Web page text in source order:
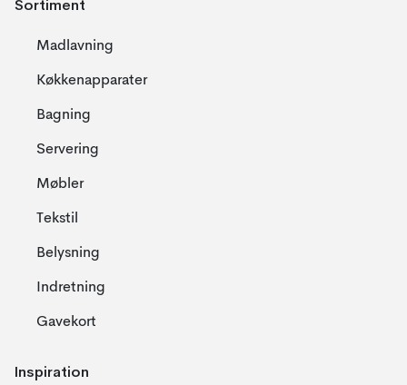
Sortiment
Madlavning
Køkkenapparater
Bagning
Servering
Møbler
Tekstil
Belysning
Indretning
Gavekort
Inspiration